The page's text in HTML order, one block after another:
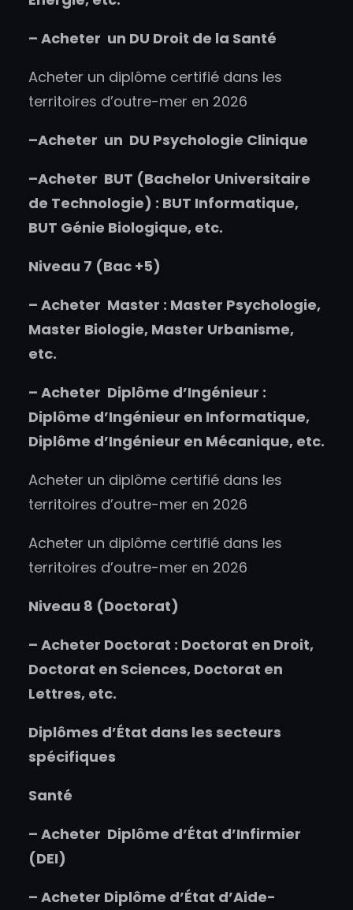
– Acheter un DU Droit de la Santé
Acheter un diplôme certifié dans les
territoires d’outre-mer en 2026
–Acheter un DU Psychologie Clinique
–Acheter BUT (Bachelor Universitaire
de Technologie) : BUT Informatique,
BUT Génie Biologique, etc.
Niveau 7 (Bac +5)
– Acheter Master : Master Psychologie,
Master Biologie, Master Urbanisme,
etc.
– Acheter Diplôme d’Ingénieur :
Diplôme d’Ingénieur en Informatique,
Diplôme d’Ingénieur en Mécanique, etc.
Acheter un diplôme certifié dans les
territoires d’outre-mer en 2026
Acheter un diplôme certifié dans les
territoires d’outre-mer en 2026
Niveau 8 (Doctorat)
– Acheter Doctorat : Doctorat en Droit,
Doctorat en Sciences, Doctorat en
Lettres, etc.
Diplômes d’État dans les secteurs
spécifiques
Santé
– Acheter Diplôme d’État d’Infirmier
(DEI)
– Acheter Diplôme d’État d’Aide-